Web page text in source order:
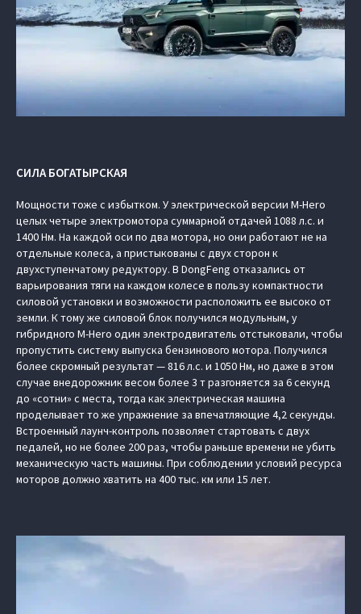
СИЛА БОГАТЫРСКАЯ
Мощности тоже с избытком. У электрической версии M-Hero
целых четыре электромотора суммарной отдачей 1088 л.с. и
1400 Нм. На каждой оси по два мотора, но они работают не на
отдельные колеса, а пристыкованы с двух сторон к
двухступенчатому редуктору. В DongFeng отказались от
варьирования тяги на каждом колесе в пользу компактности
силовой установки и возможности расположить ее высоко от
земли. К тому же силовой блок получился модульным, у
гибридного M-Hero один электродвигатель отстыковали, чтобы
пропустить систему выпуска бензинового мотора. Получился
более скромный результат — 816 л.с. и 1050 Нм, но даже в этом
случае внедорожник весом более 3 т разгоняется за 6 секунд
до «сотни» с места, тогда как электрическая машина
проделывает то же упражнение за впечатляющие 4,2 секунды.
Встроенный лаунч-контроль позволяет стартовать с двух
педалей, но не более 200 раз, чтобы раньше времени не убить
механическую часть машины. При соблюдении условий ресурса
моторов должно хватить на 400 тыс. км или 15 лет.